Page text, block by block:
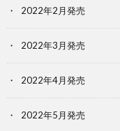
2022年2月発売
2022年3月発売
2022年4月発売
2022年5月発売